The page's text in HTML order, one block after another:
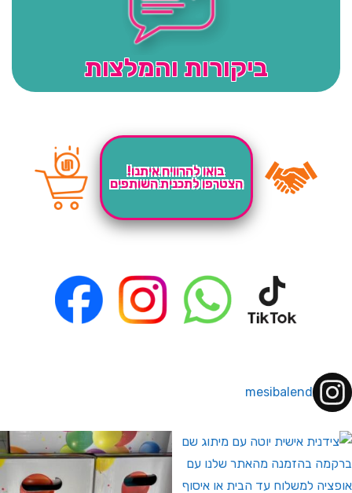
ביקורות והמלצות
בואו להרוויח איתנו!
הצטרפו לתכנית השותפים
mesibalend
לחברי מועדון ומצטרפים חדשים🤍